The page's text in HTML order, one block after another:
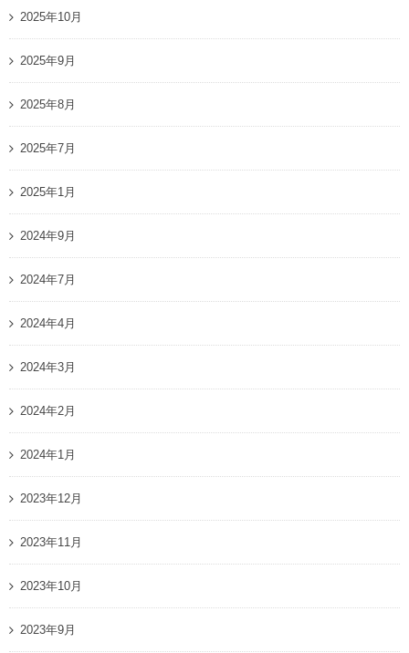
2025年10月
2025年9月
2025年8月
2025年7月
2025年1月
2024年9月
2024年7月
2024年4月
2024年3月
2024年2月
2024年1月
2023年12月
2023年11月
2023年10月
2023年9月